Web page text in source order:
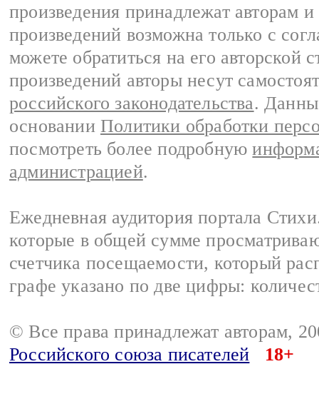
произведения принадлежат авторам
произведений возможна только с
можете обратиться на его авторской
произведений авторы несут
российского законодательства.
основании Политики обработки
посмотреть более подробную
администрацией.
Ежедневная аудитория портала
которые в общей сумме
счетчика посещаемости, который
графе указано по две цифры:
© Все права принадлежат авторам,
Российского союза писателей
18+